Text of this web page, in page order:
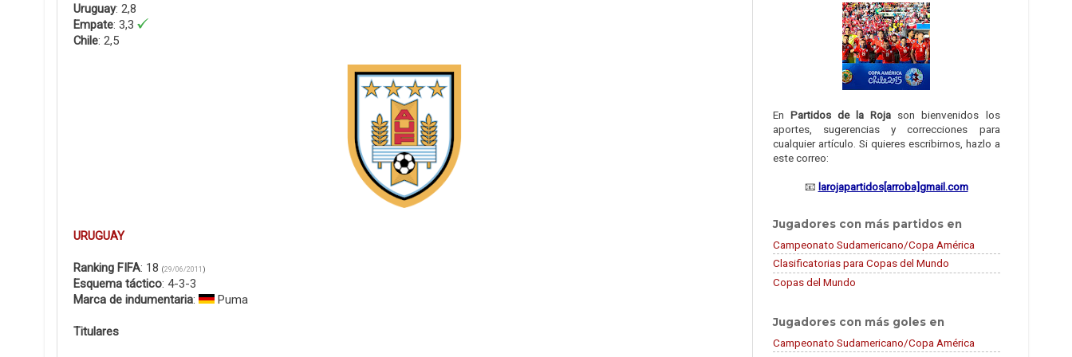
Uruguay: 2,8
Empate: 3,3
Chile: 2,5
URUGUAY
Ranking FIFA: 18 (29/06/2011 )
Esquema táctico: 4-3-3
Marca de indumentaria: Puma
Titulares
En Partidos de la Roja son bienvenidos los
aportes, sugerencias y correcciones para
cualquier artículo. Si quieres escribirnos, hazlo a
este correo:
📧 larojapartidos[arroba]gmail.com
Jugadores con más partidos en
Campeonato Sudamericano/Copa América
Clasificatorias para Copas del Mundo
Copas del Mundo
Jugadores con más goles en
Campeonato Sudamericano/Copa América